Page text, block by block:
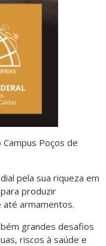
Poços de
pela sua riqueza em
produzir
até armamentos.
grandes desafios
riscos à saúde e